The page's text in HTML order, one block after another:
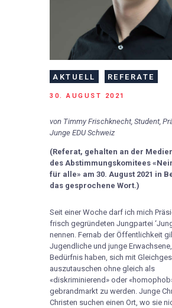
AKTUELL REFERATE
30. AUGUST 2021
von Timmy Frischknecht, Student,
Junge EDU Schweiz
(Referat, gehalten an der
des Abstimmungskomitees
für alle» am 30. August 2021 in
das gesprochene Wort.)
Seit einer Woche darf ich mich
frisch gegründeten Jungpartei
nennen. Fernab der Öffentlichkeit
Jugendliche und junge
Bedürfnis haben, sich mit
auszutauschen ohne gleich als
«diskriminierend» oder
gebrandmarkt zu werden. Junge
Christen suchen einen Ort, wo sie